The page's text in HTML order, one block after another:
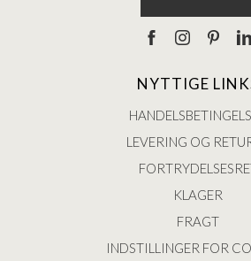
NYTTIGE
LEVERING OG
KLAGER
FRAGT
INDSTILLINGER FOR